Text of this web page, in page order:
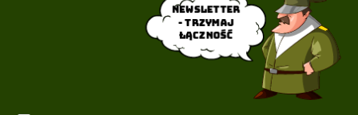
Newsletter
- trzymaj
łączność